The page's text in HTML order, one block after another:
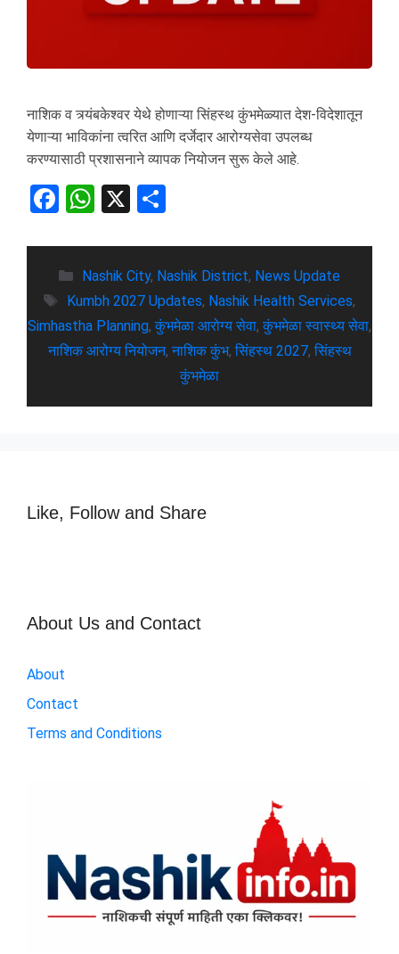
नाशिक व त्र्यंबकेश्वर येथे होणाऱ्या सिंहस्थ कुंभमेळ्यात देश-विदेशातून
येणाऱ्या भाविकांना त्वरित आणि दर्जेदार आरोग्यसेवा उपलब्ध
करण्यासाठी प्रशासनाने व्यापक नियोजन सुरू केले आहे.
F
ce
b
o
o
W
at
s
A
p
X
ar
e
Nashik City, Nashik District, News Update
Kumbh 2027 Updates, Nashik Health Services,
Simhastha Planning,कुंभमेळा आरोग्य सेवा,कुंभमेळा स्वास्थ्य सेवा,
नाशिक आरोग्य नियोजन,नाशिक कुंभ,सिंहस्थ 2027,सिंहस्थ
कुंभमेळा
Like, Follow and Share
About Us and Contact
About
Contact
Terms and Conditions